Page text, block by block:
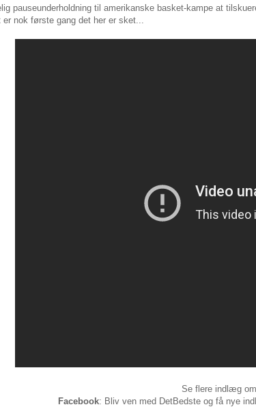
pauseunderholdning til amerikanske basket-kampe at
nok første gang det her er sket...
Se flere indlæg om
Facebook: Bliv ven med DetBedste og få nye